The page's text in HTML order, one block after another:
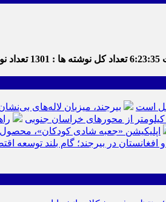
6:23:36تعداد کل نوشته ها : 1301 تعداد
است بیرجند، میزبان لاله‌های
اپلیکیشن «جعبه شادی کودکان»،
افغانستان در بیرجند؛ گام بلند توسعه